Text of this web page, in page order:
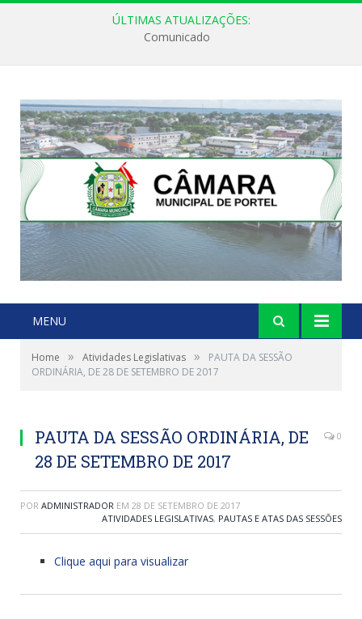
ÚLTIMAS ATUALIZAÇÕES:
Comunicado
MENU
Home » Atividades Legislativas »
PAUTA DA SESSÃO
ORDINÁRIA, DE 28 DE SETEMBRO DE 2017
PAUTA DA SESSÃO ORDINÁRIA, DE
28 DE SETEMBRO DE 2017
0
POR ADMINISTRADOR EM 28 DE SETEMBRO DE 2017
ATIVIDADES LEGISLATIVAS, PAUTAS E ATAS DAS SESSÕES
Clique aqui para visualizar